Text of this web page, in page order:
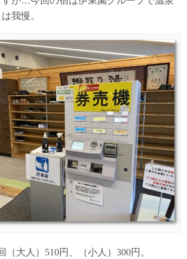
我慢。
（大人）510円、（小人）300円。